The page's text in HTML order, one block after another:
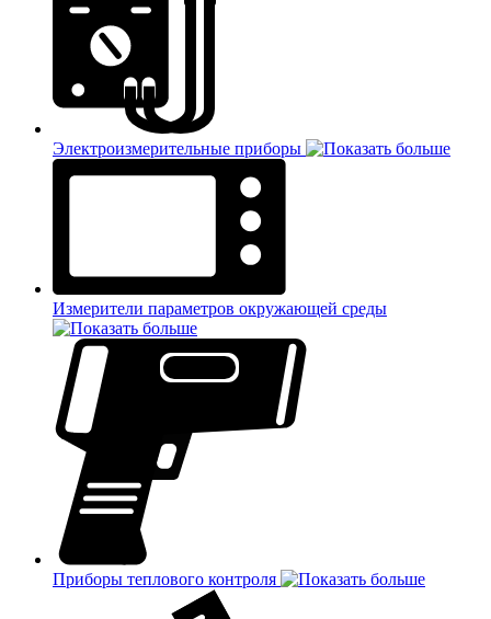
Электроизмерительные приборы
Измерители параметров окружающей среды
Приборы теплового контроля